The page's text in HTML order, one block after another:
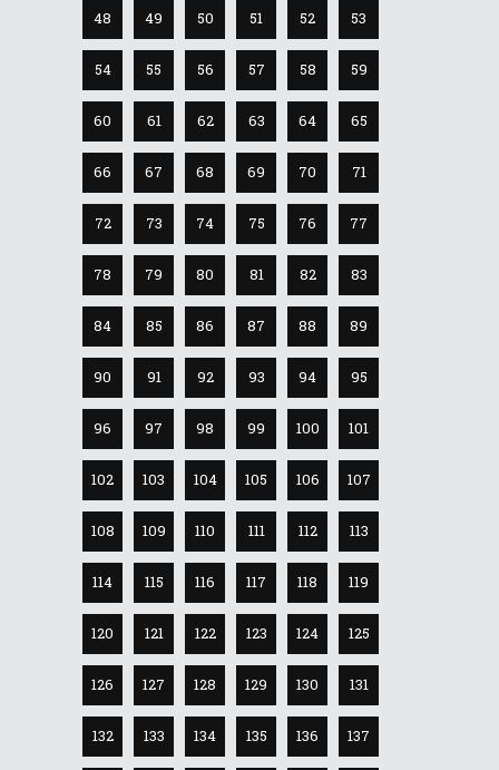
48 49 50 51 52 53
54 55 56 57 58 59
60 61 62 63 64 65
66 67 68 69 70 71
72 73 74 75 76 77
78 79 80 81 82 83
84 85 86 87 88 89
90 91 92 93 94 95
96 97 98 99 100 101
102 103 104 105 106 107
108 109 110 111 112 113
114 115 116 117 118 119
120 121 122 123 124 125
126 127 128 129 130 131
132 133 134 135 136 137